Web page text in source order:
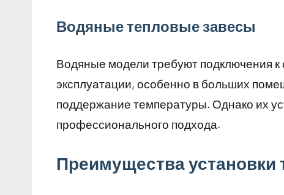
Водяные тепловые завесы
Водяные модели требуют подключения
эксплуатации, особенно в больших
поддержание температуры. Однако их
профессионального подхода.
Преимущества установки